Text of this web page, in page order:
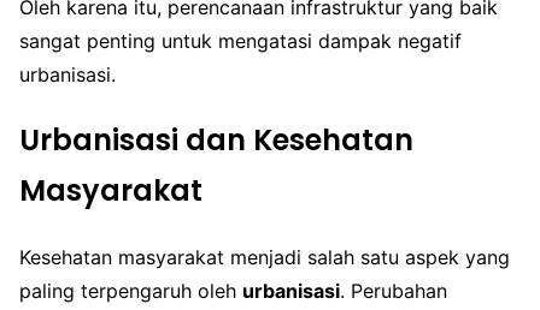
Oleh karena itu, perencanaan infrastruktur yang baik
sangat penting untuk mengatasi dampak negatif
urbanisasi.
Urbanisasi dan Kesehatan
Masyarakat
Kesehatan masyarakat menjadi salah satu aspek yang
paling terpengaruh oleh urbanisasi. Perubahan